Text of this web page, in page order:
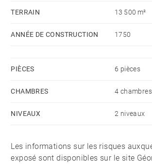
TERRAIN 13 500 m²
ANNÉE DE CONSTRUCTION 1750
PIÈCES 6 pièces
CHAMBRES 4 chambres
NIVEAUX 2 niveaux
Les informations sur les risques
exposé sont disponibles sur le site